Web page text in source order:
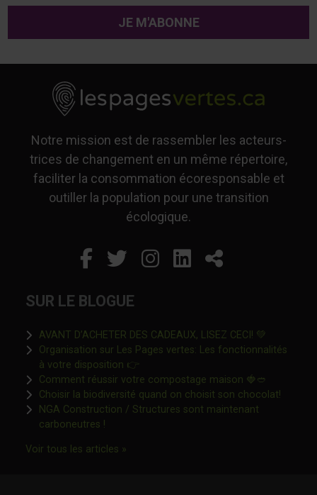
Notre mission est de rassembler les acteurs-
trices de changement en un même répertoire,
faciliter la consommation écoresponsable et
outiller la population pour une transition
écologique.
Facebook
Ce lien s'ouvrira dans
Twitter
Ce lien s'ouvrira
Instagram
Ce lien s'ouvrira
LinkedIn
Ce lien
Partager
SUR LE BLOGUE
AVANT D’ACHETER DES CADEAUX, LISEZ CECI! 💚
Organisation sur Les Pages vertes: Les fonctionnalités
à votre disposition 👉Ce lien s'ouvrira dans une nouvelle
Comment réussir votre compostage maison 🍓🥙
Choisir la biodiversité quand on choisit son chocolat!Ce lien
NGA Construction / Structures sont maintenant
carboneutres !Ce lien s'ouvrira dans une nouvelle fenêtre"
Voir tous les articles »Ce lien s'ouvrira dans une nouvelle